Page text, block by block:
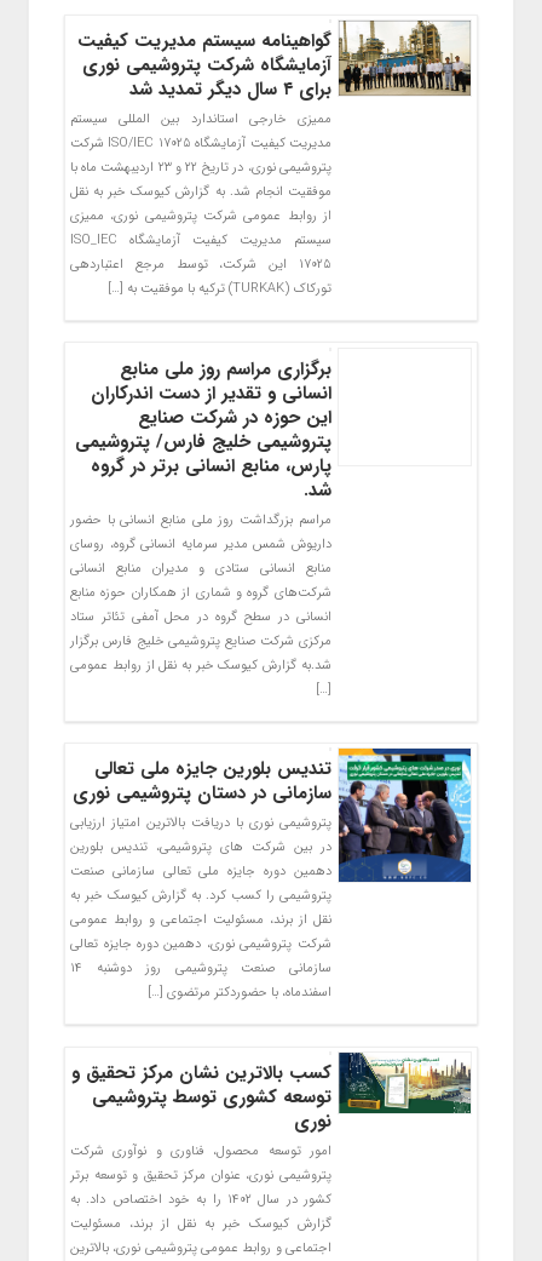
گواهینامه سیستم مدیریت کیفیت
آزمایشگاه شرکت پتروشیمی نوری
برای ۴ سال دیگر تمدید شد
ممیزی خارجی استاندارد بین المللی سیستم
مدیریت کیفیت آزمایشگاه ISO/IEC 17025 شرکت
پتروشیمی نوری، در تاریخ ۲۲ و ۲۳ اردیبهشت ماه با
موفقیت انجام شد. به گزارش کیوسک خبر به نقل
از روابط عمومی شرکت پتروشیمی نوری، ممیزی
سیستم مدیریت کیفیت آزمایشگاه ISO_IEC
17025 این شرکت، توسط مرجع اعتباردهی
تورکاک (TURKAK) ترکیه با موفقیت به […]
برگزاری مراسم روز ملی منابع
انسانی و تقدیر از دست اندرکاران
این حوزه در شرکت صنایع
پتروشیمی خلیج فارس/ پتروشیمی
پارس، منابع انسانی برتر در گروه
شد.
مراسم بزرگداشت روز ملی منابع انسانی با حضور
داریوش شمس مدیر سرمایه انسانی گروه، روسای
منابع انسانی ستادی و مدیران منابع انسانی
شرکت‌های گروه و شماری از همکاران حوزه منابع
انسانی در سطح گروه در محل آمفی تئاتر ستاد
مرکزی شرکت صنایع پتروشیمی خلیج فارس برگزار
شد.به گزارش کیوسک خبر به نقل از روابط عمومی
[…]
تندیس بلورین جایزه ملی تعالی
سازمانی در دستان پتروشیمی نوری
پتروشیمی نوری با دریافت بالاترین امتیاز ارزیابی
در بین شرکت های پتروشیمی، تندیس بلورین
دهمین دوره جایزه ملی تعالی سازمانی صنعت
پتروشیمی را کسب کرد. به گزارش کیوسک خبر به
نقل از برند، مسئولیت اجتماعی و روابط عمومی
شرکت پتروشیمی نوری، دهمین دوره جایزه تعالی
سازمانی صنعت پتروشیمی روز دوشنبه ۱۴
اسفندماه، با حضوردکتر مرتضوی […]
کسب بالاترین نشان مرکز تحقیق و
توسعه کشوری توسط پتروشیمی
نوری
امور توسعه محصول، فناوری و نوآوری شرکت
پتروشیمی نوری، عنوان مرکز تحقیق و توسعه برتر
کشور در سال ۱۴۰۲ را به خود اختصاص داد. به
گزارش کیوسک خبر به نقل از برند، مسئولیت
اجتماعی و روابط عمومی پتروشیمی نوری، بالاترین